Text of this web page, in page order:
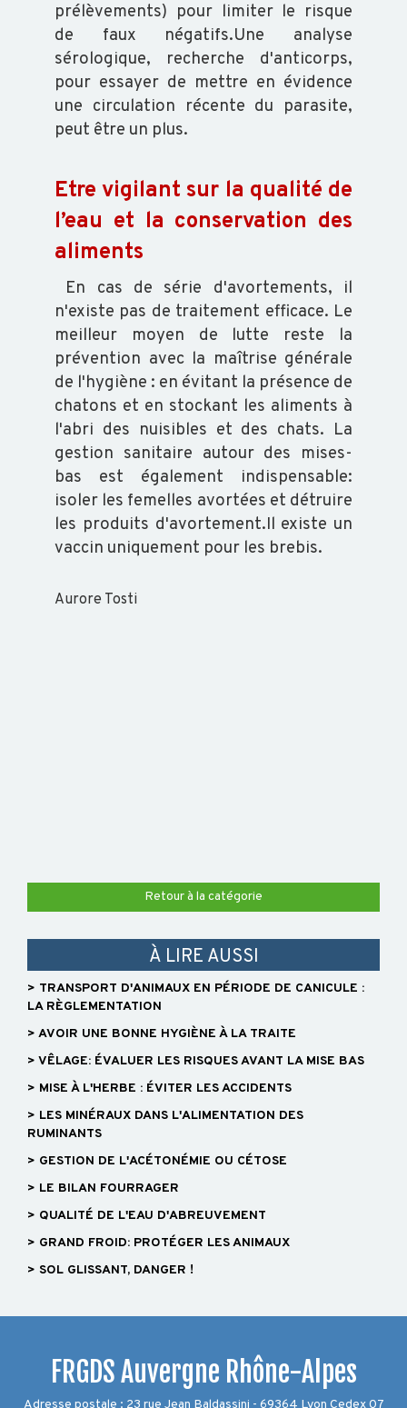
prélèvements) pour limiter le risque
de faux négatifs.Une analyse
sérologique, recherche d'anticorps,
pour essayer de mettre en évidence
une circulation récente du parasite,
peut être un plus.
Etre vigilant sur la qualité de
l’eau et la conservation des
aliments
En cas de série d'avortements, il
n'existe pas de traitement efficace. Le
meilleur moyen de lutte reste la
prévention avec la maîtrise générale
de l'hygiène : en évitant la présence de
chatons et en stockant les aliments à
l'abri des nuisibles et des chats. La
gestion sanitaire autour des mises-
bas est également indispensable:
isoler les femelles avortées et détruire
les produits d'avortement.Il existe un
vaccin uniquement pour les brebis.
Aurore Tosti
Retour à la catégorie
À LIRE AUSSI
> TRANSPORT D'ANIMAUX EN PÉRIODE DE CANICULE :
LA RÈGLEMENTATION
> AVOIR UNE BONNE HYGIÈNE À LA TRAITE
> VÊLAGE: ÉVALUER LES RISQUES AVANT LA MISE BAS
> MISE À L'HERBE : ÉVITER LES ACCIDENTS
> LES MINÉRAUX DANS L'ALIMENTATION DES
RUMINANTS
> GESTION DE L'ACÉTONÉMIE OU CÉTOSE
> LE BILAN FOURRAGER
> QUALITÉ DE L'EAU D'ABREUVEMENT
> GRAND FROID: PROTÉGER LES ANIMAUX
> SOL GLISSANT, DANGER !
FRGDS Auvergne Rhône-Alpes
Adresse postale : 23 rue Jean Baldassini - 69364 Lyon Cedex 07